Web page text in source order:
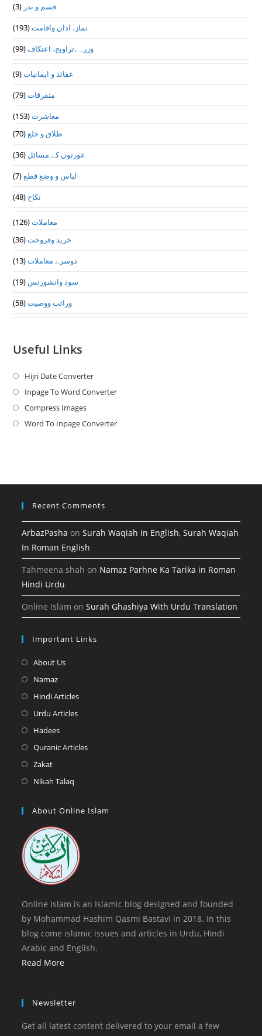
قسم و نذر (3)
نماز، اذان واقامت(193)
وزرہ ،تراويح، اعتكاف(99)
عقائد و ایمانیات(9)
متفرقات(79)
معاشرت(153)
طلاق و خلع(70)
عورتوں کے مسائل (36)
لباس و وضع قطع(7)
نکاح (48)
معاملات(126)
خرید وفروخت(36)
دوسرے معاملات(13)
سود وانشورنس (19)
وراثت ووصيت(58)
Useful Links
Hijri Date ConverterOpens
in
new
Inpage To Word ConverterOpens
a
Compress ImagesOpens
in
Word To Inpage ConverterOpens
tab
Recent Comments
ArbazPasha onSurah Waqiah In English, Surah Waqiah
In Roman English
Tahmeena shah on Namaz Parhne Ka Tarika in Roman
Hindi Urdu
Online Islam onSurah Ghashiya With Urdu Translation
Important Links
About UsOpens
tab
NamazOpens
in
tab
Hindi ArticlesOpens
tab
Urdu ArticlesOpens
HadeesOpens
in
tab
Quranic ArticlesOpens
ZakatOpens
in
new
Nikah Talaq
a
tab
About Online Islam
Online Islam is an Islamic blog designed and founded
by Mohammad Hashim Qasmi Bastavi in 2018. In this
blog come islamic issues and articles in Urdu, Hindi
Arabic and English.
Read More
Newsletter
Get all latest content delivered to your email a few